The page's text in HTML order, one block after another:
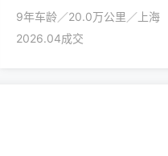
9年车龄／20.0万公里／上海
2026.04成交